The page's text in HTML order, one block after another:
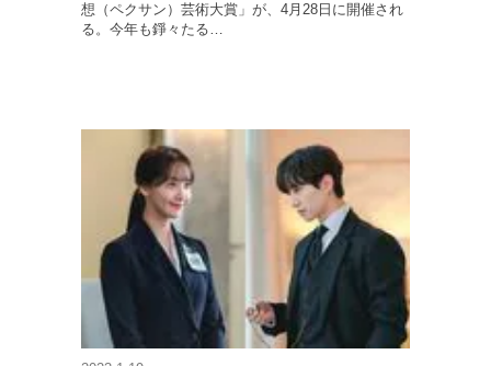
想（ペクサン）芸術大賞」が、4月28日に開催され
る。今年も錚々たる…